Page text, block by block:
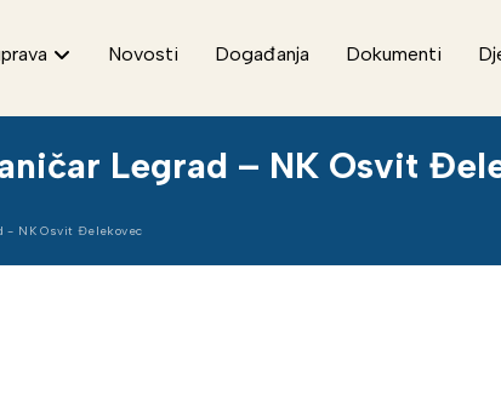
Novosti Događanja Dokumenti
Legrad – NK Osvit
- NK Osvit Đelekovec